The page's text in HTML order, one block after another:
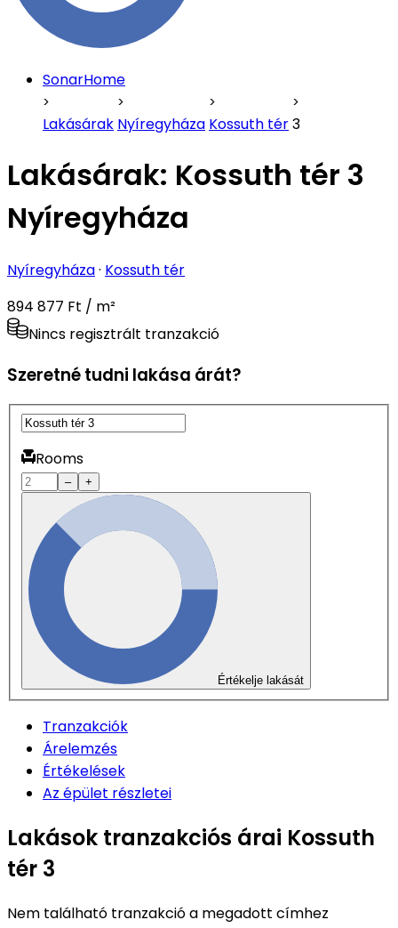
SonarHome
Lakásárak Nyíregyháza Kossuth tér3
Lakásárak: Kossuth tér 3
Nyíregyháza
Nyíregyháza· Kossuth tér
894 877 Ft / m²
Nincs regisztrált tranzakció
Szeretné tudni lakása árát?
Rooms
– +
Értékelje lakását
Tranzakciók
Árelemzés
Értékelések
Az épület részletei
Lakások tranzakciós árai Kossuth
tér 3
Nem található tranzakció a megadott címhez